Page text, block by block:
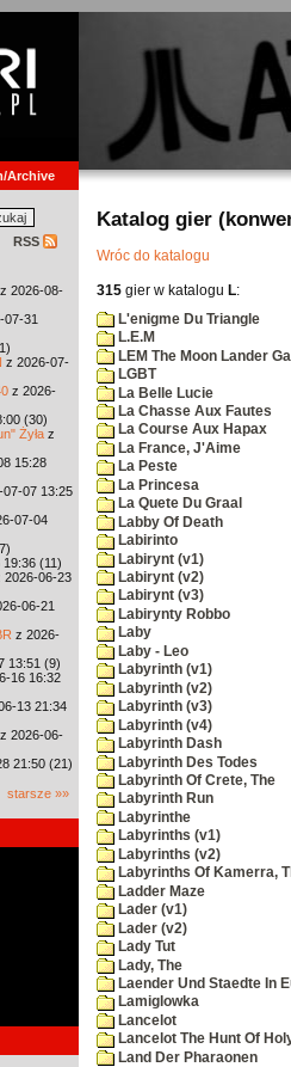
Archive
RSS
z 2026-08-
07-31
z 2026-07-
z 2026-
(30)
Żyła z
15:28
07-07 13:25
07-04
(11)
2026-06-23
06-21
z 2026-
13:51 (9)
16 16:32
13 21:34
z 2026-06-
21:50 (21)
starsze »»
Katalog gier
Wróc do katalogu
315 gier w katalogu L:
L'enigme Du Triangle
L.E.M
LEM The Moon Lander
LGBT
La Belle Lucie
La Chasse Aux Fautes
La Course Aux Hapax
La France, J'Aime
La Peste
La Princesa
La Quete Du Graal
Labby Of Death
Labirinto
Labirynt (v1)
Labirynt (v2)
Labirynt (v3)
Labirynty Robbo
Laby
Laby - Leo
Labyrinth (v1)
Labyrinth (v2)
Labyrinth (v3)
Labyrinth (v4)
Labyrinth Dash
Labyrinth Des Todes
Labyrinth Of Crete, The
Labyrinth Run
Labyrinthe
Labyrinths (v1)
Labyrinths (v2)
Labyrinths Of Kamerra,
Ladder Maze
Lader (v1)
Lader (v2)
Lady Tut
Lady, The
Laender Und Staedte In
Lamiglowka
Lancelot
Lancelot The Hunt Of
Land Der Pharaonen